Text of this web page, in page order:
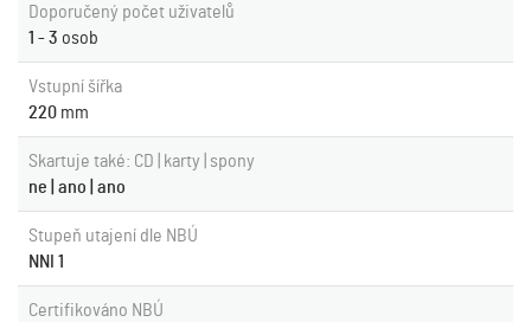
Doporučený počet uživatelů
1 - 3 osob
Vstupní šířka
220 mm
Skartuje také: CD | karty | spony
ne | ano | ano
Stupeň utajení dle NBÚ
NNI 1
Certifikováno NBÚ